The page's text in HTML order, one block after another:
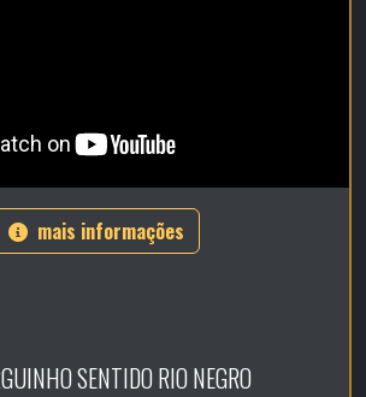
mais informações
SENTIDO RIO NEGRO